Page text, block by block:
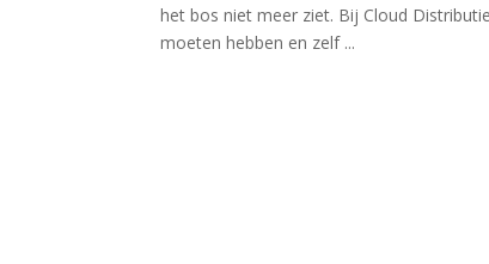
het bos niet meer ziet. Bij Cloud
moeten hebben en zelf ...